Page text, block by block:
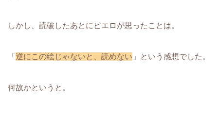
しかし、読破したあとにピエロが思ったことは。
「 逆にこの絵じゃないと、読めない 」という感想でした。
何故かというと。